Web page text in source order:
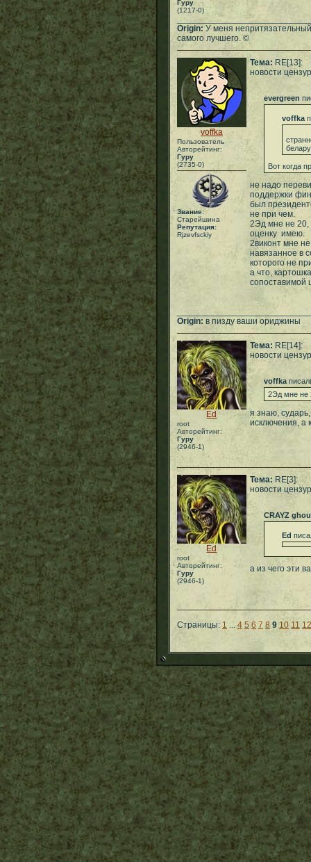
Гуру
(1217-0)
Origin: У меня
самого лучшего. ©
voffka
Пользователь
Авторейтинг:
Гуру
(2735-0)
Звание:
Старейшина
Репутация:
Rjzevfsckiy
Тема: RE[13]:
новости
evergreen
voffka
Вот когда
не надо
поддержки
был
не при чем.
2Эд мне не 20,
оценку имею.
2виконт мне
навязанное в
которого не
а что,
сопоставимой
Origin: в пизду ваши ориджины
Ed
root
Авторейтинг:
Гуру
(2946-1)
Тема: RE[14]:
новости
voffka
2Эд мне не
я знаю,
исключения, а
Ed
root
Авторейтинг:
Гуру
(2946-1)
Тема: RE[3]:
новости
CRAYZ
Ed
а из чего эти
Страницы: 1 ... 4 5 6 7 8 9 10 11 12